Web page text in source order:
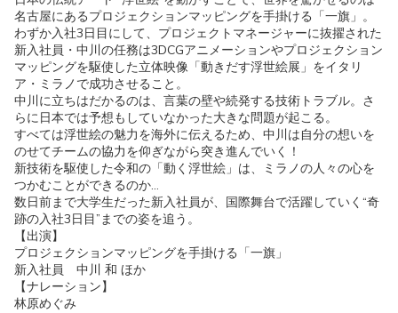
名古屋にあるプロジェクションマッピングを手掛ける「一旗」。
わずか入社3日目にして、プロジェクトマネージャーに抜擢された
新入社員・中川の任務は3DCGアニメーションやプロジェクション
マッピングを駆使した立体映像「動きだす浮世絵展」をイタリ
ア・ミラノで成功させること。
中川に立ちはだかるのは、言葉の壁や続発する技術トラブル。さ
らに日本では予想もしていなかった大きな問題が起こる。
すべては浮世絵の魅力を海外に伝えるため、中川は自分の想いを
のせてチームの協力を仰ぎながら突き進んでいく！
新技術を駆使した令和の「動く浮世絵」は、ミラノの人々の心を
つかむことができるのか…
数日前まで大学生だった新入社員が、国際舞台で活躍していく“奇
跡の入社3日目”までの姿を追う。
【出演】
プロジェクションマッピングを手掛ける「一旗」
新入社員 中川 和 ほか
【ナレーション】
林原めぐみ